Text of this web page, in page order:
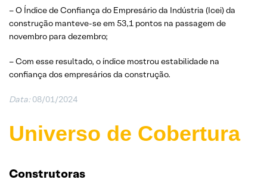
– O Índice de Confiança do Empresário da Indústria (Icei) da
construção manteve-se em 53,1 pontos na passagem de
novembro para dezembro;
– Com esse resultado, o índice mostrou estabilidade na
confiança dos empresários da construção.
Data: 08/01/2024
Universo de Cobertura
Construtoras